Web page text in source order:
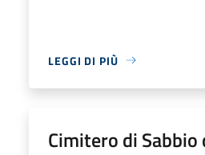
LEGGI DI PIÙ
Cimitero di Sabbio